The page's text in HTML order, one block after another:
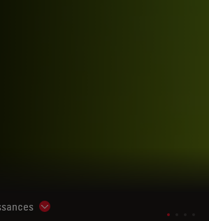
Show subnavigation